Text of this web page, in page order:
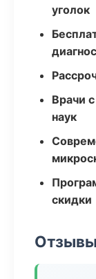
уголок
Врачи
наук
скидки